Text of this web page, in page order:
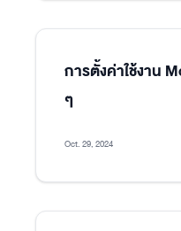
การตั้งค่าใช้งาน
ๆ
Oct. 29, 2024